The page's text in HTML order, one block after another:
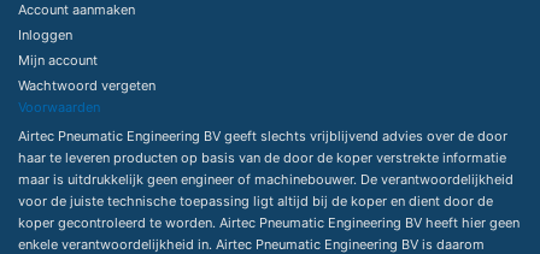
Account aanmaken
Inloggen
Mijn account
Wachtwoord vergeten
Voorwaarden
Airtec Pneumatic Engineering BV geeft slechts vrijblijvend advies over de door
haar te leveren producten op basis van de door de koper verstrekte informatie
maar is uitdrukkelijk geen engineer of machinebouwer. De verantwoordelijkheid
voor de juiste technische toepassing ligt altijd bij de koper en dient door de
koper gecontroleerd te worden. Airtec Pneumatic Engineering BV heeft hier geen
enkele verantwoordelijkheid in. Airtec Pneumatic Engineering BV is daarom